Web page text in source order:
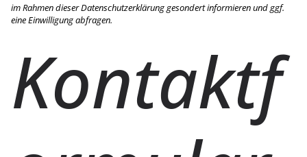
im Rahmen dieser Datenschutzerklärung gesondert informieren und ggf.
eine Einwilligung abfragen.
Kontaktf